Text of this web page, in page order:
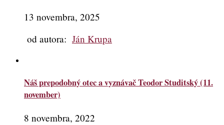
13 novembra, 2025
od autora: Ján Krupa
Náš prepodobný otec a vyznávač Teodor Studitský (11.
november)
8 novembra, 2022